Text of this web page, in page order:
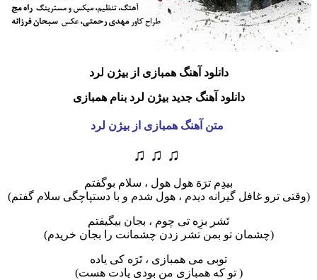
دانلود آهنگ همبازیاز بیژن لرد
دانلود آهنگ جدید بیژن لرد بنام همبازی
متن آهنگ همبازی از بیژن لرد
♫ ♫ ♫
بیدِم ترَهَ هول هول ، سلام بوگفتم
(وقتی ترو غافل گیرانه دیدم ، هول شدم و با دستپاچگی سلام گفتم)
تَشر بزِه تی چوم ، بجان بیگیفتم
(چشمان تو بمن تشر زدن چشمانت را بجان خریدم)
توبی می همبازی ، تَرَه کی یاده
( تو که همبازی من بودی یادت هست)